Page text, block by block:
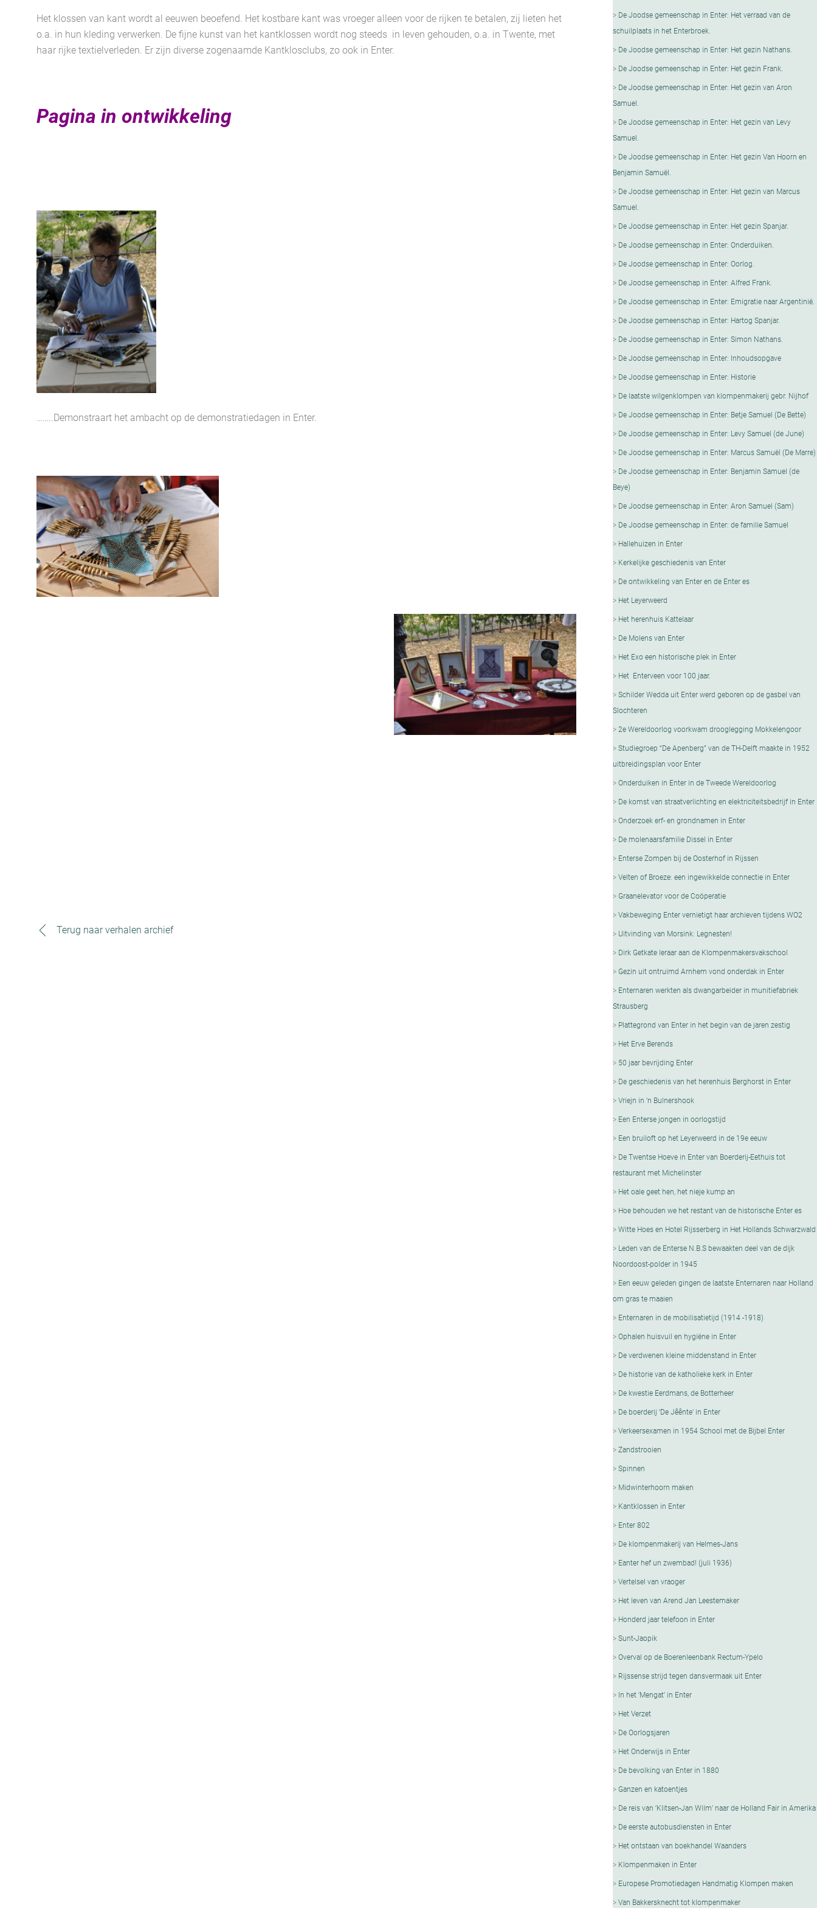
Het klossen van kant wordt al eeuwen beoefend. Het kostbare kant was vroeger alleen voor de rijken te betalen, zij lieten het
o.a. in hun kleding verwerken. De fijne kunst van het kantklossen wordt nog steeds in leven gehouden, o.a. in Twente, met
haar rijke textielverleden. Er zijn diverse zogenaamde Kantklosclubs, zo ook in Enter.
Pagina in ontwikkeling
……..Demonstraart het ambacht op de demonstratiedagen in Enter.
Terug naar verhalen archief
De Joodse gemeenschap in Enter: Het verraad van de
schuilplaats in het Enterbroek.
De Joodse gemeenschap in Enter: Het gezin Nathans.
De Joodse gemeenschap in Enter: Het gezin Frank.
De Joodse gemeenschap in Enter: Het gezin van Aron
Samuel.
De Joodse gemeenschap in Enter: Het gezin van Levy
Samuel.
De Joodse gemeenschap in Enter: Het gezin Van Hoorn en
Benjamin SamuëI.
De Joodse gemeenschap in Enter: Het gezin van Marcus
Samuel.
De Joodse gemeenschap in Enter: Het gezin Spanjar.
De Joodse gemeenschap in Enter: Onderduiken.
De Joodse gemeenschap in Enter: Oorlog.
De Joodse gemeenschap in Enter: Alfred Frank.
De Joodse gemeenschap in Enter: Emigratie naar Argentinië.
De Joodse gemeenschap in Enter: Hartog Spanjar.
De Joodse gemeenschap in Enter: Simon Nathans.
De Joodse gemeenschap in Enter: Inhoudsopgave
De Joodse gemeenschap in Enter: Historie
De laatste wilgenklompen van klompenmakerij gebr. Nijhof
De Joodse gemeenschap in Enter: Betje Samuel (De Bette)
De Joodse gemeenschap in Enter: Levy Samuel (de June)
De Joodse gemeenschap in Enter: Marcus Samuël (De Marre)
De Joodse gemeenschap in Enter: Benjamin Samuel (de
Beye)
De Joodse gemeenschap in Enter: Aron Samuel (Sam)
De Joodse gemeenschap in Enter: de familie Samuel
Hallehuizen in Enter
Kerkelijke geschiedenis van Enter
De ontwikkeling van Enter en de Enter es
Het Leyerweerd
Het herenhuis Kattelaar
De Molens van Enter
Het Exo een historische plek in Enter
Het Enterveen voor 100 jaar.
Schilder Wedda uit Enter werd geboren op de gasbel van
Slochteren
2e Wereldoorlog voorkwam drooglegging Mokkelengoor
Studiegroep “De Apenberg” van de TH-Delft maakte in 1952
uitbreidingsplan voor Enter
Onderduiken in Enter in de Tweede Wereldoorlog
De komst van straatverlichting en elektriciteitsbedrijf in Enter
Onderzoek erf- en grondnamen in Enter
De molenaarsfamilie Dissel in Enter
Enterse Zompen bij de Oosterhof in Rijssen
Velten of Broeze: een ingewikkelde connectie in Enter
Graanelevator voor de Coöperatie
Vakbeweging Enter vernietigt haar archieven tijdens WO2
Uitvinding van Morsink: Legnesten!
Dirk Getkate leraar aan de Klompenmakersvakschool
Gezin uit ontruimd Arnhem vond onderdak in Enter
Enternaren werkten als dwangarbeider in munitiefabriek
Strausberg
Plattegrond van Enter in het begin van de jaren zestig
Het Erve Berends
50 jaar bevrijding Enter
De geschiedenis van het herenhuis Berghorst in Enter
Vriejn in ’n Bulnershook
Een Enterse jongen in oorlogstijd
Een bruiloft op het Leyerweerd in de 19e eeuw
De Twentse Hoeve in Enter van Boerderij-Eethuis tot
restaurant met Michelinster
Het oale geet hen, het nieje kump an
Hoe behouden we het restant van de historische Enter es
Witte Hoes en Hotel Rijsserberg in Het Hollands Schwarzwald
Leden van de Enterse N.B.S bewaakten deel van de dijk
Noordoost-polder in 1945
Een eeuw geleden gingen de laatste Enternaren naar Holland
om gras te maaien
Enternaren in de mobilisatietijd (1914 -1918)
Ophalen huisvuil en hygiëne in Enter
De verdwenen kleine middenstand in Enter
De historie van de katholieke kerk in Enter
De kwestie Eerdmans, de Botterheer
De boerderij ‘De Jêênte’ in Enter
Verkeersexamen in 1954 School met de Bijbel Enter
Zandstrooien
Spinnen
Midwinterhoorn maken
Kantklossen in Enter
Enter 802
De klompenmakerij van Helmes-Jans
Eanter hef un zwembad! (juli 1936)
Vertelsel van vraoger
Het leven van Arend Jan Leestemaker
Honderd jaar telefoon in Enter
Sunt-Jaopik
Overval op de Boerenleenbank Rectum-Ypelo
Rijssense strijd tegen dansvermaak uit Enter
In het ‘Mengat’ in Enter
Het Verzet
De Oorlogsjaren
Het Onderwijs in Enter
De bevolking van Enter in 1880
Ganzen en katoentjes
De reis van ‘Klitsen-Jan Wilm’ naar de Holland Fair in Amerika
De eerste autobusdiensten in Enter
Het ontstaan van boekhandel Waanders
Klompenmaken in Enter
Europese Promotiedagen Handmatig Klompen maken
Van Bakkersknecht tot klompenmaker